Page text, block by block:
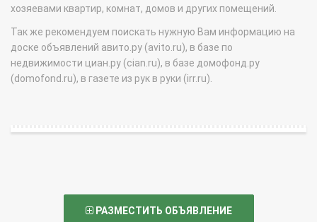
хозяевами квартир, комнат, домов и других помещений.
Так же рекомендуем поискать нужную Вам информацию на
доске объявлений авито.ру (avito.ru), в базе по
недвижимости циан.ру (cian.ru), в базе домофонд.ру
(domofond.ru), в газете из рук в руки (irr.ru).
РАЗМЕСТИТЬ ОБЪЯВЛЕНИЕ